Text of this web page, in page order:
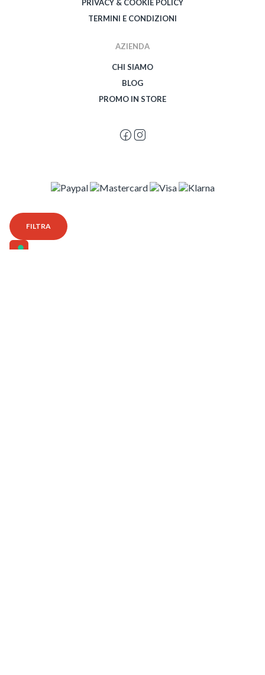
FILTRA
PRIVACY & COOKIE POLICY
TERMINI E CONDIZIONI
AZIENDA
CHI SIAMO
BLOG
PROMO IN STORE
© 2026 Spegetti Visione Superba - Frasimo SRL - P.Iva 02435950999 - Tutti i